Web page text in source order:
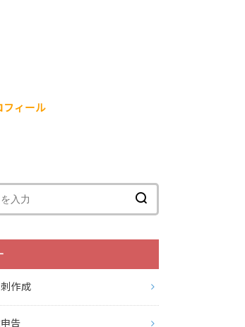
フィール
作成
告